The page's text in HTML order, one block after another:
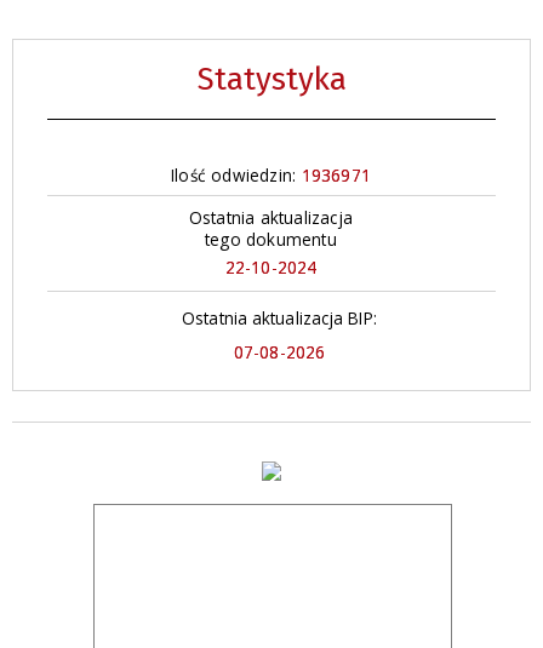
Statystyka
Ilość odwiedzin: 1936971
Ostatnia aktualizacja
tego dokumentu
22-10-2024
Ostatnia aktualizacja BIP:
07-08-2026